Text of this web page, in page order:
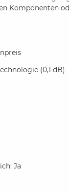
Komponenten
(0,1 dB)
Ja